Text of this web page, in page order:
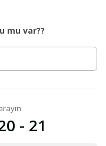
mu var??
- 21